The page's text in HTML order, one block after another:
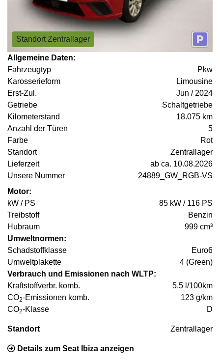
Standort Zentrallager
Allgemeine Daten:
Fahrzeugtyp
Pkw
Karosserieform
Limousine
Erst-Zul.
Jun / 2024
Getriebe
Schaltgetriebe
Kilometerstand
18.075 km
Anzahl der Türen
5
Farbe
Rot
Standort
Zentrallager
Lieferzeit
ab ca. 10.08.2026
Unsere Nummer
24889_GW_RGB-VS
Motor:
kW / PS
85 kW / 116 PS
Treibstoff
Benzin
Hubraum
999 cm³
Umweltnormen:
Schadstoffklasse
Euro6
Umweltplakette
4 (Green)
Verbrauch und Emissionen nach WLTP:
Kraftstoffverbr. komb.
5,5 l/100km
CO2-Emissionen komb.
123 g/km
CO2-Klasse D
Standort Zentrallager
Details zum Seat Ibiza anzeigen